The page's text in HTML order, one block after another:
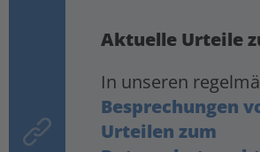
Aktuelle Urteile
In unseren
Besprechungen
Urteilen zum